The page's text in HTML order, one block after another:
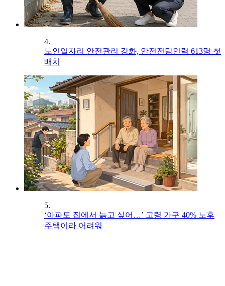
4.
노인일자리 안전관리 강화, 안전전담인력 613명 첫
배치
5.
‘아파도 집에서 늙고 싶어…’ 고령 가구 40% 노후
주택이라 어려워